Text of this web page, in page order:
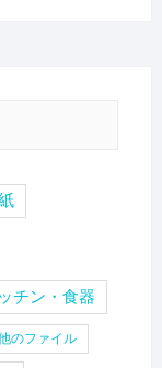
チン・食器
のファイル